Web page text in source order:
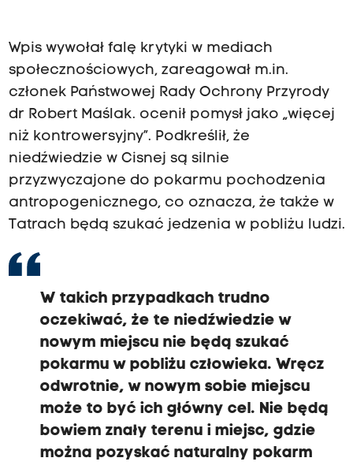
Wpis wywołał falę krytyki w mediach
społecznościowych, zareagował m.in.
członek Państwowej Rady Ochrony Przyrody
dr Robert Maślak. ocenił pomysł jako „więcej
niż kontrowersyjny”. Podkreślił, że
niedźwiedzie w Cisnej są silnie
przyzwyczajone do pokarmu pochodzenia
antropogenicznego, co oznacza, że także w
Tatrach będą szukać jedzenia w pobliżu ludzi.
W takich przypadkach trudno
oczekiwać, że te niedźwiedzie w
nowym miejscu nie będą szukać
pokarmu w pobliżu człowieka. Wręcz
odwrotnie, w nowym sobie miejscu
może to być ich główny cel. Nie będą
bowiem znały terenu i miejsc, gdzie
można pozyskać naturalny pokarm